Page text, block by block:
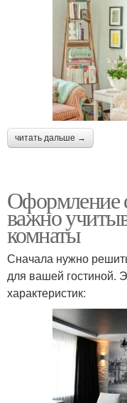
читать дальше →
Оформление
важно
комнаты
Сначала нужно
для вашей гостиной.
характеристик: